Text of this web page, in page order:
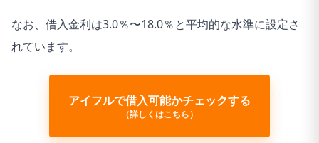
なお、借入金利は3.0％〜18.0％と平均的な水準に設定さ
れています。
アイフルで借入可能かチェックする
（詳しくはこちら）